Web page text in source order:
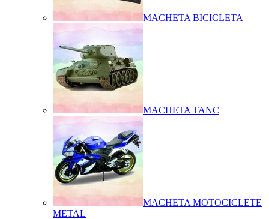
MACHETA BICICLETA
MACHETA TANC
MACHETA MOTOCICLETE
METAL